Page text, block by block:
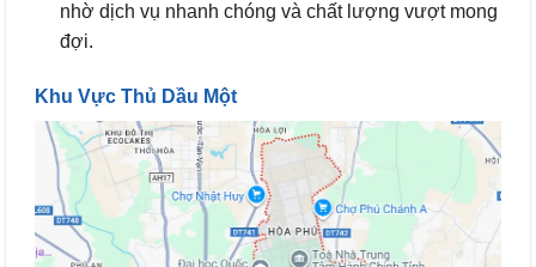
nhờ dịch vụ nhanh chóng và chất lượng vượt mong
đợi.
Khu Vực Thủ Dầu Một